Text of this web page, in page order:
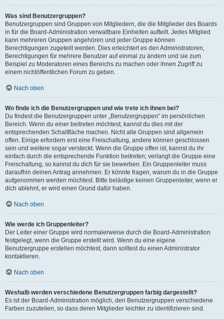
Was sind Benutzergruppen?
Benutzergruppen sind Gruppen von Mitgliedern, die die Mitglieder des Boards
in für die Board-Administration verwaltbare Einheiten aufteilt. Jedes Mitglied
kann mehreren Gruppen angehören und jeder Gruppe können
Berechtigungen zugeteilt werden. Dies erleichtert es den Administratoren,
Berechtigungen für mehrere Benutzer auf einmal zu ändern und sie zum
Beispiel zu Moderatoren eines Bereichs zu machen oder ihnen Zugriff zu
einem nichtöffentlichen Forum zu geben.
Nach oben
Wo finde ich die Benutzergruppen und wie trete ich ihnen bei?
Du findest die Benutzergruppen unter „Benutzergruppen“ im persönlichen
Bereich. Wenn du einer beitreten möchtest, kannst du dies mit der
entsprechenden Schaltfläche machen. Nicht alle Gruppen sind allgemein
offen. Einige erfordern erst eine Freischaltung, andere können geschlossen
sein und weitere sogar versteckt. Wenn die Gruppe offen ist, kannst du ihr
einfach durch die entsprechende Funktion beitreten; verlangt die Gruppe eine
Freischaltung, so kannst du dich für sie bewerben. Ein Gruppenleiter muss
daraufhin deinen Antrag annehmen. Er könnte fragen, warum du in die Gruppe
aufgenommen werden möchtest. Bitte belästige keinen Gruppenleiter, wenn er
dich ablehnt, er wird einen Grund dafür haben.
Nach oben
Wie werde ich Gruppenleiter?
Der Leiter einer Gruppe wird normalerweise durch die Board-Administration
festgelegt, wenn die Gruppe erstellt wird. Wenn du eine eigene
Benutzergruppe erstellen möchtest, dann solltest du einen Administrator
kontaktieren.
Nach oben
Weshalb werden verschiedene Benutzergruppen farbig dargestellt?
Es ist der Board-Administration möglich, den Benutzergruppen verschiedene
Farben zuzuteilen, so dass deren Mitglieder leichter zu identifizieren sind.